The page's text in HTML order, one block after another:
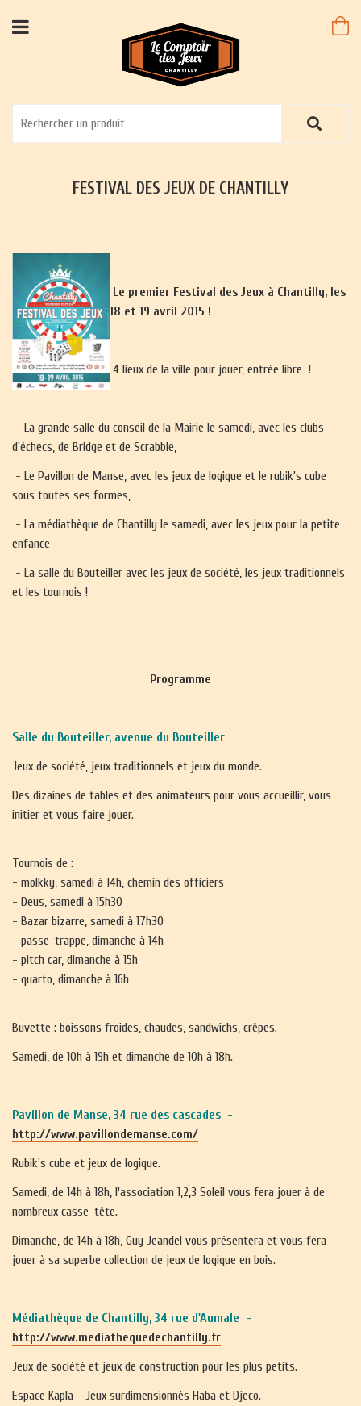
FESTIVAL DES JEUX DE CHANTILLY
Le premier Festival des Jeux à Chantilly, les
18 et 19 avril 2015 !
4 lieux de la ville pour jouer, entrée libre !
- La grande salle du conseil de la Mairie le samedi, avec les clubs
d'échecs, de Bridge et de Scrabble,
- Le Pavillon de Manse, avec les jeux de logique et le rubik's cube
sous toutes ses formes,
- La médiathèque de Chantilly le samedi, avec les jeux pour la petite
enfance
- La salle du Bouteiller avec les jeux de société, les jeux traditionnels
et les tournois !
Programme
Salle du Bouteiller, avenue du Bouteiller
Jeux de société, jeux traditionnels et jeux du monde.
Des dizaines de tables et des animateurs pour vous accueillir, vous
initier et vous faire jouer.
Tournois de :
- molkky, samedi à 14h, chemin des officiers
- Deus, samedi à 15h30
- Bazar bizarre, samedi à 17h30
- passe-trappe, dimanche à 14h
- pitch car, dimanche à 15h
- quarto, dimanche à 16h
Buvette : boissons froides, chaudes, sandwichs, crêpes.
Samedi, de 10h à 19h et dimanche de 10h à 18h.
Pavillon de Manse, 34 rue des cascades -
http://www.pavillondemanse.com/
Rubik's cube et jeux de logique.
Samedi, de 14h à 18h, l'association 1,2,3 Soleil vous fera jouer à de
nombreux casse-tête.
Dimanche, de 14h à 18h, Guy Jeandel vous présentera et vous fera
jouer à sa superbe collection de jeux de logique en bois.
Médiathèque de Chantilly, 34 rue d'Aumale -
http://www.mediathequedechantilly.fr
Jeux de société et jeux de construction pour les plus petits.
Espace Kapla - Jeux surdimensionnés Haba et Djeco.